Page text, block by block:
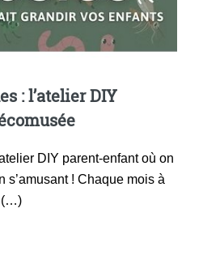
: l’atelier DIY
DIY parent-enfant où on
s’amusant ! Chaque mois à
(…)